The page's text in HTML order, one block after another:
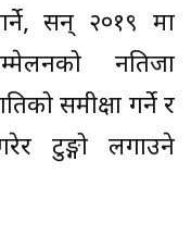
सन् २०१९ मा
नतिजा
समीक्षा गर्ने र
टुङ्गो लगाउने